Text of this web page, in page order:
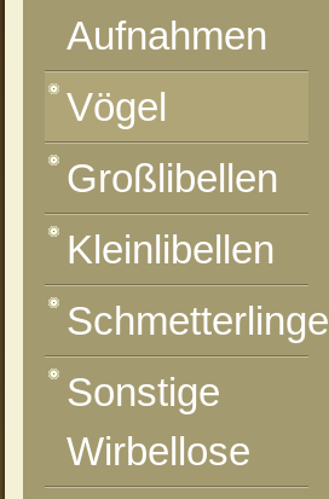
Aufnahmen
Vögel
Großlibellen
Kleinlibellen
Schmetterlinge
Sonstige
Wirbellose